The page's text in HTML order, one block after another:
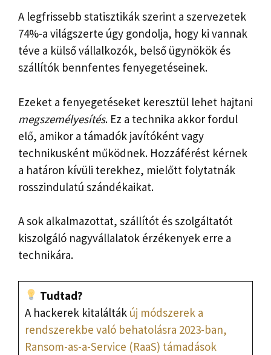
A legfrissebb statisztikák szerint a szervezetek
74%-a világszerte úgy gondolja, hogy ki vannak
téve a külső vállalkozók, belső ügynökök és
szállítók bennfentes fenyegetéseinek.
Ezeket a fenyegetéseket keresztül lehet hajtani
megszemélyesítés. Ez a technika akkor fordul
elő, amikor a támadók javítóként vagy
technikusként működnek. Hozzáférést kérnek
a határon kívüli terekhez, mielőtt folytatnák
rosszindulatú szándékaikat.
A sok alkalmazottat, szállítót és szolgáltatót
kiszolgáló nagyvállalatok érzékenyek erre a
technikára.
Tudtad?
A hackerek kitalálták új módszerek a
rendszerekbe való behatolásra 2023-ban,
Ransom-as-a-Service (RaaS) támadások